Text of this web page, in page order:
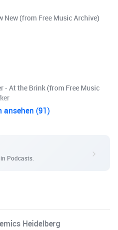
New (from Free Music Archive)
- At the Brink (from Free Music
ansehen (91)
Podcasts.
Heidelberg